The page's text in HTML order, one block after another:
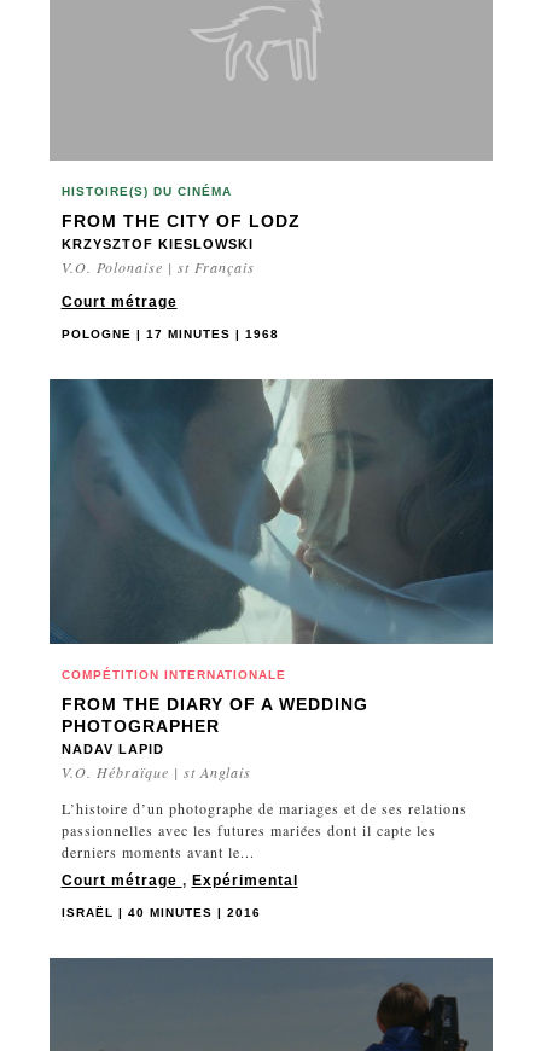
HISTOIRE(S) DU CINÉMA
FROM THE CITY OF LODZ
KRZYSZTOF KIESLOWSKI
V.O. Polonaise | st Français
Court métrage
POLOGNE | 17 MINUTES | 1968
COMPÉTITION INTERNATIONALE
FROM THE DIARY OF A WEDDING
PHOTOGRAPHER
NADAV LAPID
V.O. Hébraïque | st Anglais
L’histoire d’un photographe de mariages et de ses relations
passionnelles avec les futures mariées dont il capte les
derniers moments avant le...
Court métrage , Expérimental
ISRAËL | 40 MINUTES | 2016